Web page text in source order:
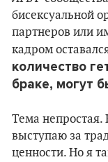
бисексуальной
партнеров или
кадром
количество
браке, могут
Тема непростая.
выступаю за
ценности. Но я